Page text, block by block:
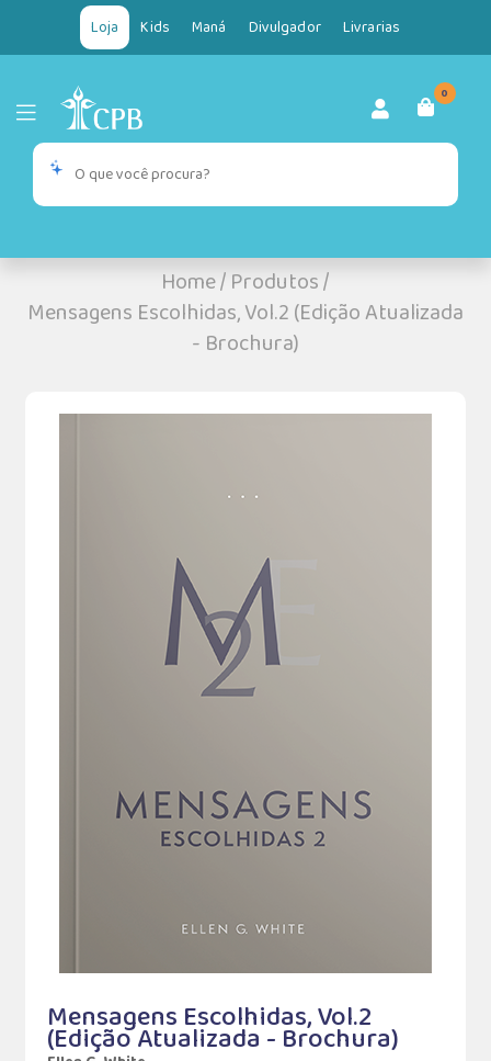
Loja Kids Maná Divulgador Livrarias
0
Home/Produtos/
Mensagens Escolhidas, Vol.2 (Edição Atualizada
- Brochura)
Mensagens Escolhidas, Vol.2
(Edição Atualizada - Brochura)